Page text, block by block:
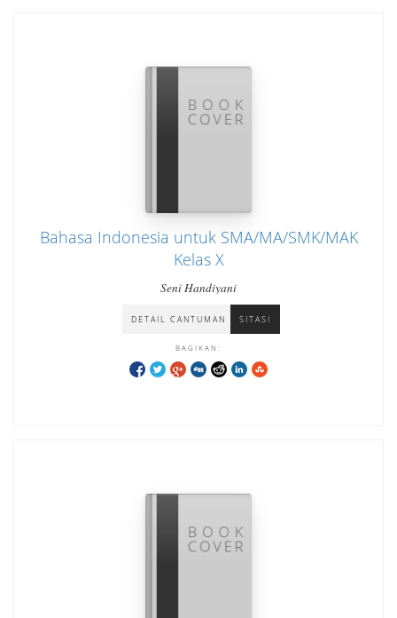
Bahasa Indonesia untuk SMA/MA/SMK/MAK
Kelas X
Seni Handiyani
DETAIL CANTUMAN SITASI
BAGIKAN: